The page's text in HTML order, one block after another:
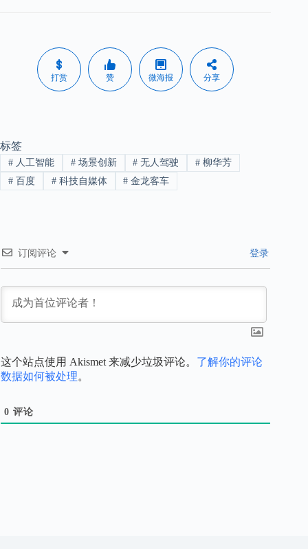
打赏 赞 微海报 分享
标签
#人工智能 #场景创新 # 无人驾驶 # 柳华芳
#百度 #科技自媒体 # 金龙客车
订阅评论 登录
这个站点使用 Akismet 来减少垃圾评论。 了解你的评论
数据如何被处理。
0 评论